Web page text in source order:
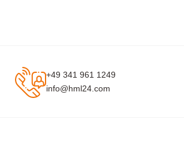
+49 341 961 1249
info@hml24.com